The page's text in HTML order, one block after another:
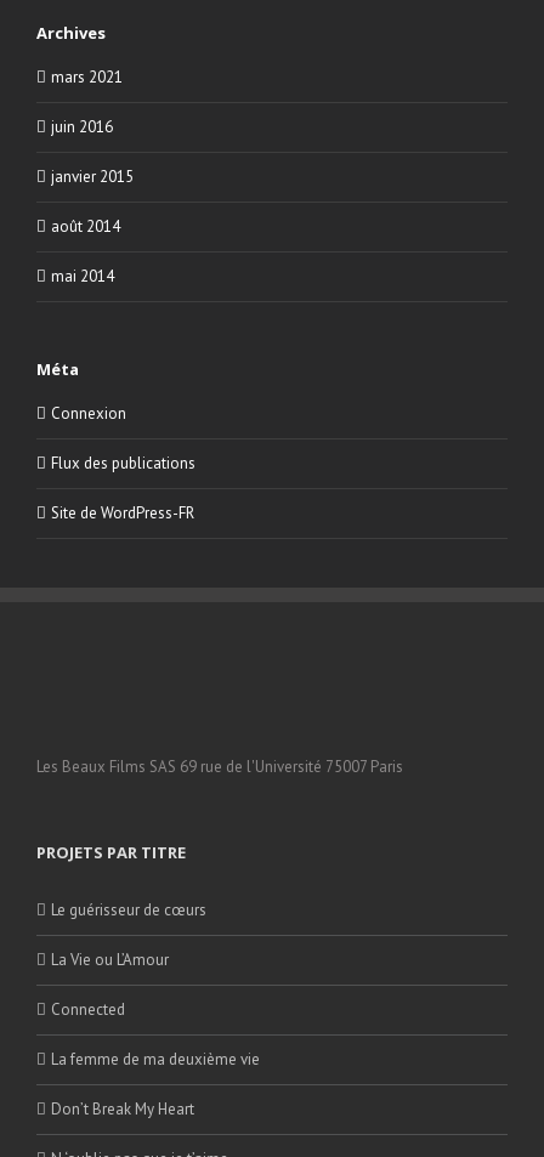
Archives
mars 2021
juin 2016
janvier 2015
août 2014
mai 2014
Méta
Connexion
Flux des publications
Site de WordPress-FR
Les Beaux Films SAS 69 rue de l'Université 75007 Paris
PROJETS PAR TITRE
Le guérisseur de cœurs
La Vie ou L’Amour
Connected
La femme de ma deuxième vie
Don’t Break My Heart